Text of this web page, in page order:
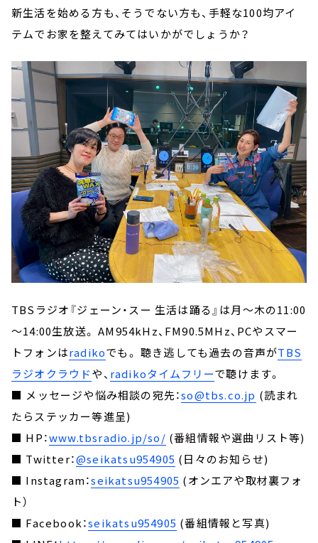
新生活を始める方も、そうでない方も、手軽な100均アイ
テムでお家を整えてみてはいかがでしょうか？
TBSラジオ『ジェーン・スー 生活は踊る』は月～木の11:00
～14:00生放送。 AM954kHz、FM90.5MHz、PCやスマー
トフォンはradikoでも。 聴き逃しても過去の音声がTBS
ラジオクラウドや、 radikoタイムフリーで聴けます。
■ メッセージや悩み相談の宛先：so@tbs.co.jp (読まれ
たらステッカー等進呈)
■ HP：www.tbsradio.jp/so/ (番組情報や選曲リスト等)
■ Twitter：@seikatsu954905 (日々のお知らせ)
■ Instagram：seikatsu954905 (オンエアや取材裏フォ
ト）
■ Facebook：seikatsu954905 (番組情報と写真)